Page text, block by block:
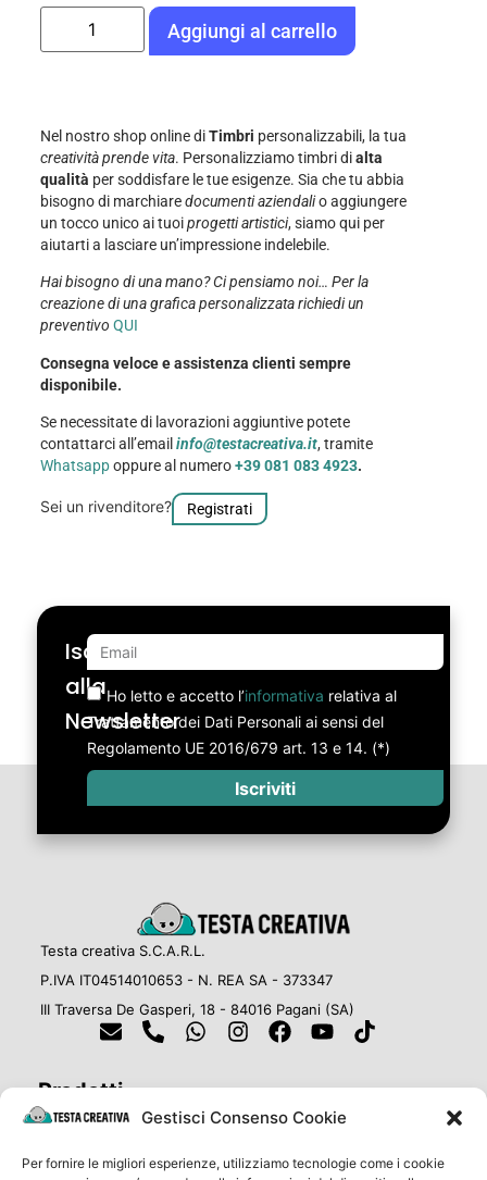
Gestisci Consenso Cookie
Per fornire le migliori esperienze, utilizziamo tecnologie come i cookie
Nel nostro shop online diTimbri personalizzabili, la tua
creatività prende vita. Personalizziamo timbri dialta
qualità per soddisfare le tue esigenze. Sia che tu abbia
bisogno di marchiaredocumenti aziendalio aggiungere
un tocco unico ai tuoiprogetti artistici, siamo qui per
aiutarti a lasciare un’impressione indelebile.
Hai bisogno di una mano? Ci pensiamo noi… Per la
creazione di una grafica personalizzata richiedi un
preventivo QUI
Consegna veloce e assistenza clienti sempre
disponibile.
Se necessitate di lavorazioni aggiuntive potete
contattarci all’email info@testacreativa.it, tramite
Whatsappoppure al numero+39 081 083 4923.
Sei un rivenditore? Registrati
Aggiungi al carrello
Iscriviti
alla
Newsletter
Ho letto e accetto l’informativa relativa al
Trattamento dei Dati Personali ai sensi del
Regolamento UE 2016/679 art. 13 e 14. (*)
Iscriviti
Testa creativa S.C.A.R.L.
P.IVA IT04514010653 - N. REA SA - 373347
III Traversa De Gasperi, 18 - 84016 Pagani (SA)
Prodotti
Cosa stampiamo oggi?